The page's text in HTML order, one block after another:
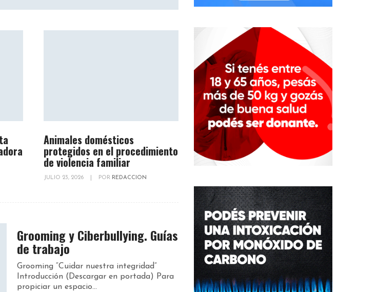
Animales domésticos
protegidos en el procedimiento
de violencia familiar
JULIO 23, 2026 POR REDACCION
Grooming y Ciberbullying. Guías
de trabajo
Grooming “Cuidar nuestra integridad”
Introducción (Descargar en portada) Para
propiciar un espacio...